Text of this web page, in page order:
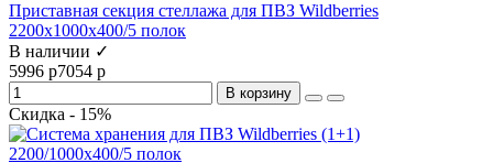
Приставная секция стеллажа для ПВЗ Wildberries
2200х1000х400/5 полок
В наличии ✓
5996 р7054 р
В корзину
Скидка - 15%